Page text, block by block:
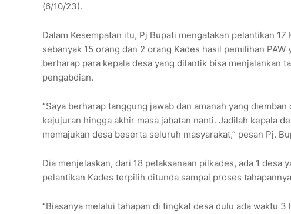
(6/10/23).
Dalam Kesempatan itu, Pj Bupati mengatakan pelantikan
sebanyak 15 orang dan 2 orang Kades hasil pemilihan
berharap para kepala desa yang dilantik bisa menjalankan
pengabdian.
“Saya berharap tanggung jawab dan amanah yang
kejujuran hingga akhir masa jabatan nanti. Jadilah kepala
memajukan desa beserta seluruh masyarakat,” pesan Pj.
Dia menjelaskan, dari 18 pelaksanaan pilkades, ada 1
pelantikan Kades terpilih ditunda sampai proses
“Biasanya melalui tahapan di tingkat desa dulu ada waktu